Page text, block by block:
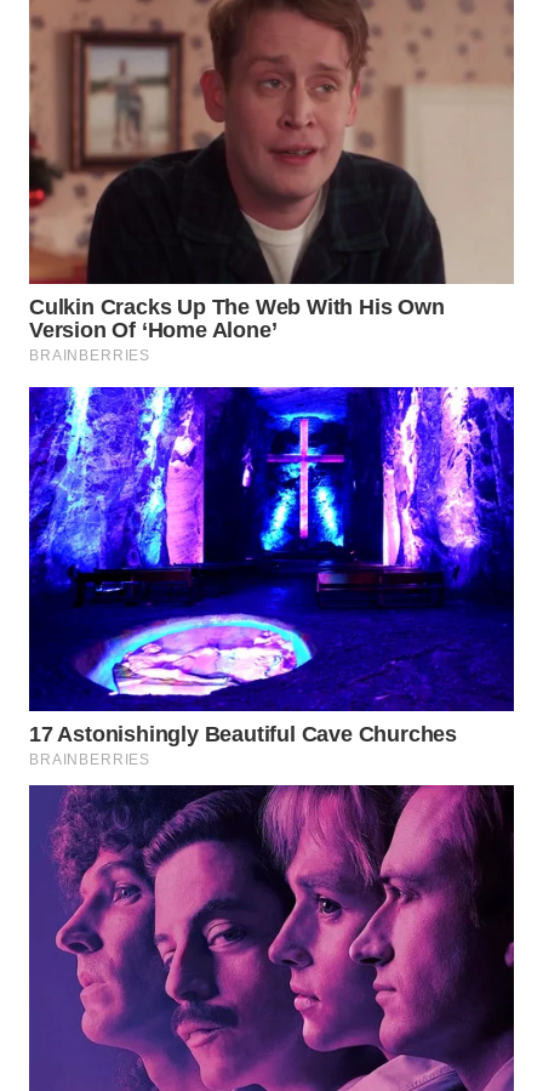
SUKABUMI
WN
PURWAKARTA
WN
PRIANGAN
TIMUR
WN
SEMARANG
SOLO
WN
BOROBUDUR
WN
MADURA
WN
SURABAYA
WN
NATUNA
WN
BINTAN
WN
MANDALIKA
WN
LIKUPANG